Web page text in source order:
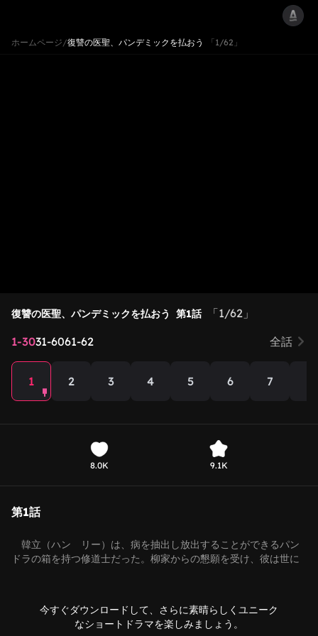
ホームページ/復讐の医聖、パンデミックを払おう 「1/62」
復讐の医聖、パンデミックを払おう 第1話
「1/62」
1-3031-6061-62 全話
1 2 3 4 5 6 7
8.0K 9.1K
第1話
韓立（ハン リー）は、病を抽出し放出することができるパン
ドラの箱を持つ修道士だった。柳家からの懇願を受け、彼は世に
疫病が蔓延し、人々が苦しみに喘ぐ事態が発生する。韓立は修行
の果てに渡劫を経て飛昇し、強大な力を得て疫病を一掃、無数の
今すぐダウンロードして、さらに素晴らしくユニーク
なショートドラマを楽しみましょう。